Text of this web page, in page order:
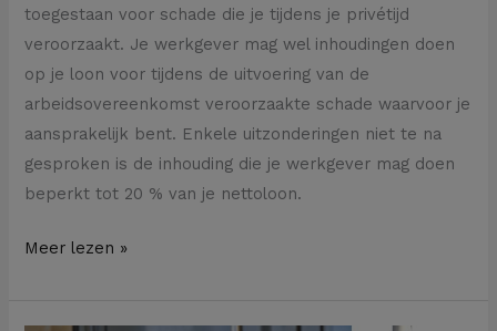
toegestaan voor schade die je tijdens je privétijd
veroorzaakt. Je werkgever mag wel inhoudingen doen
op je loon voor tijdens de uitvoering van de
arbeidsovereenkomst veroorzaakte schade waarvoor je
aansprakelijk bent. Enkele uitzonderingen niet te na
gesproken is de inhouding die je werkgever mag doen
beperkt tot 20 % van je nettoloon.
Meer lezen »